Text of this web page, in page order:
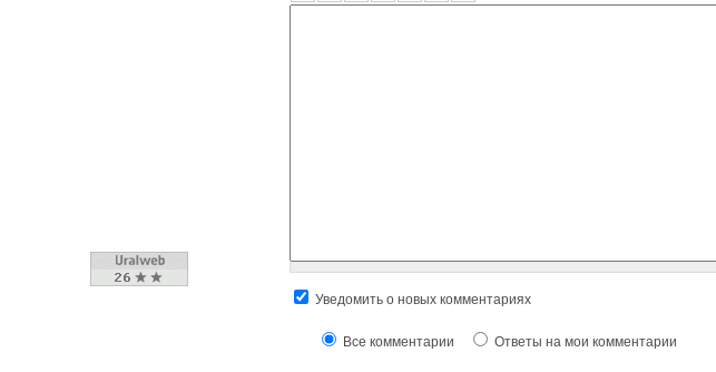
Уведомить о новых комментариях
Все комментарии Ответы на мои комментарии